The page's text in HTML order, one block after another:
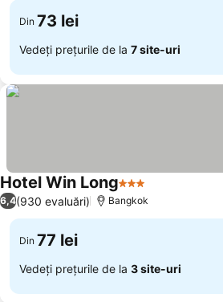
Din 73 lei
Vedeți prețurile de la 7 site-uri
Hotel Win Long3 Stele
6,4(930 evaluări) Bangkok
Din 77 lei
Vedeți prețurile de la 3 site-uri